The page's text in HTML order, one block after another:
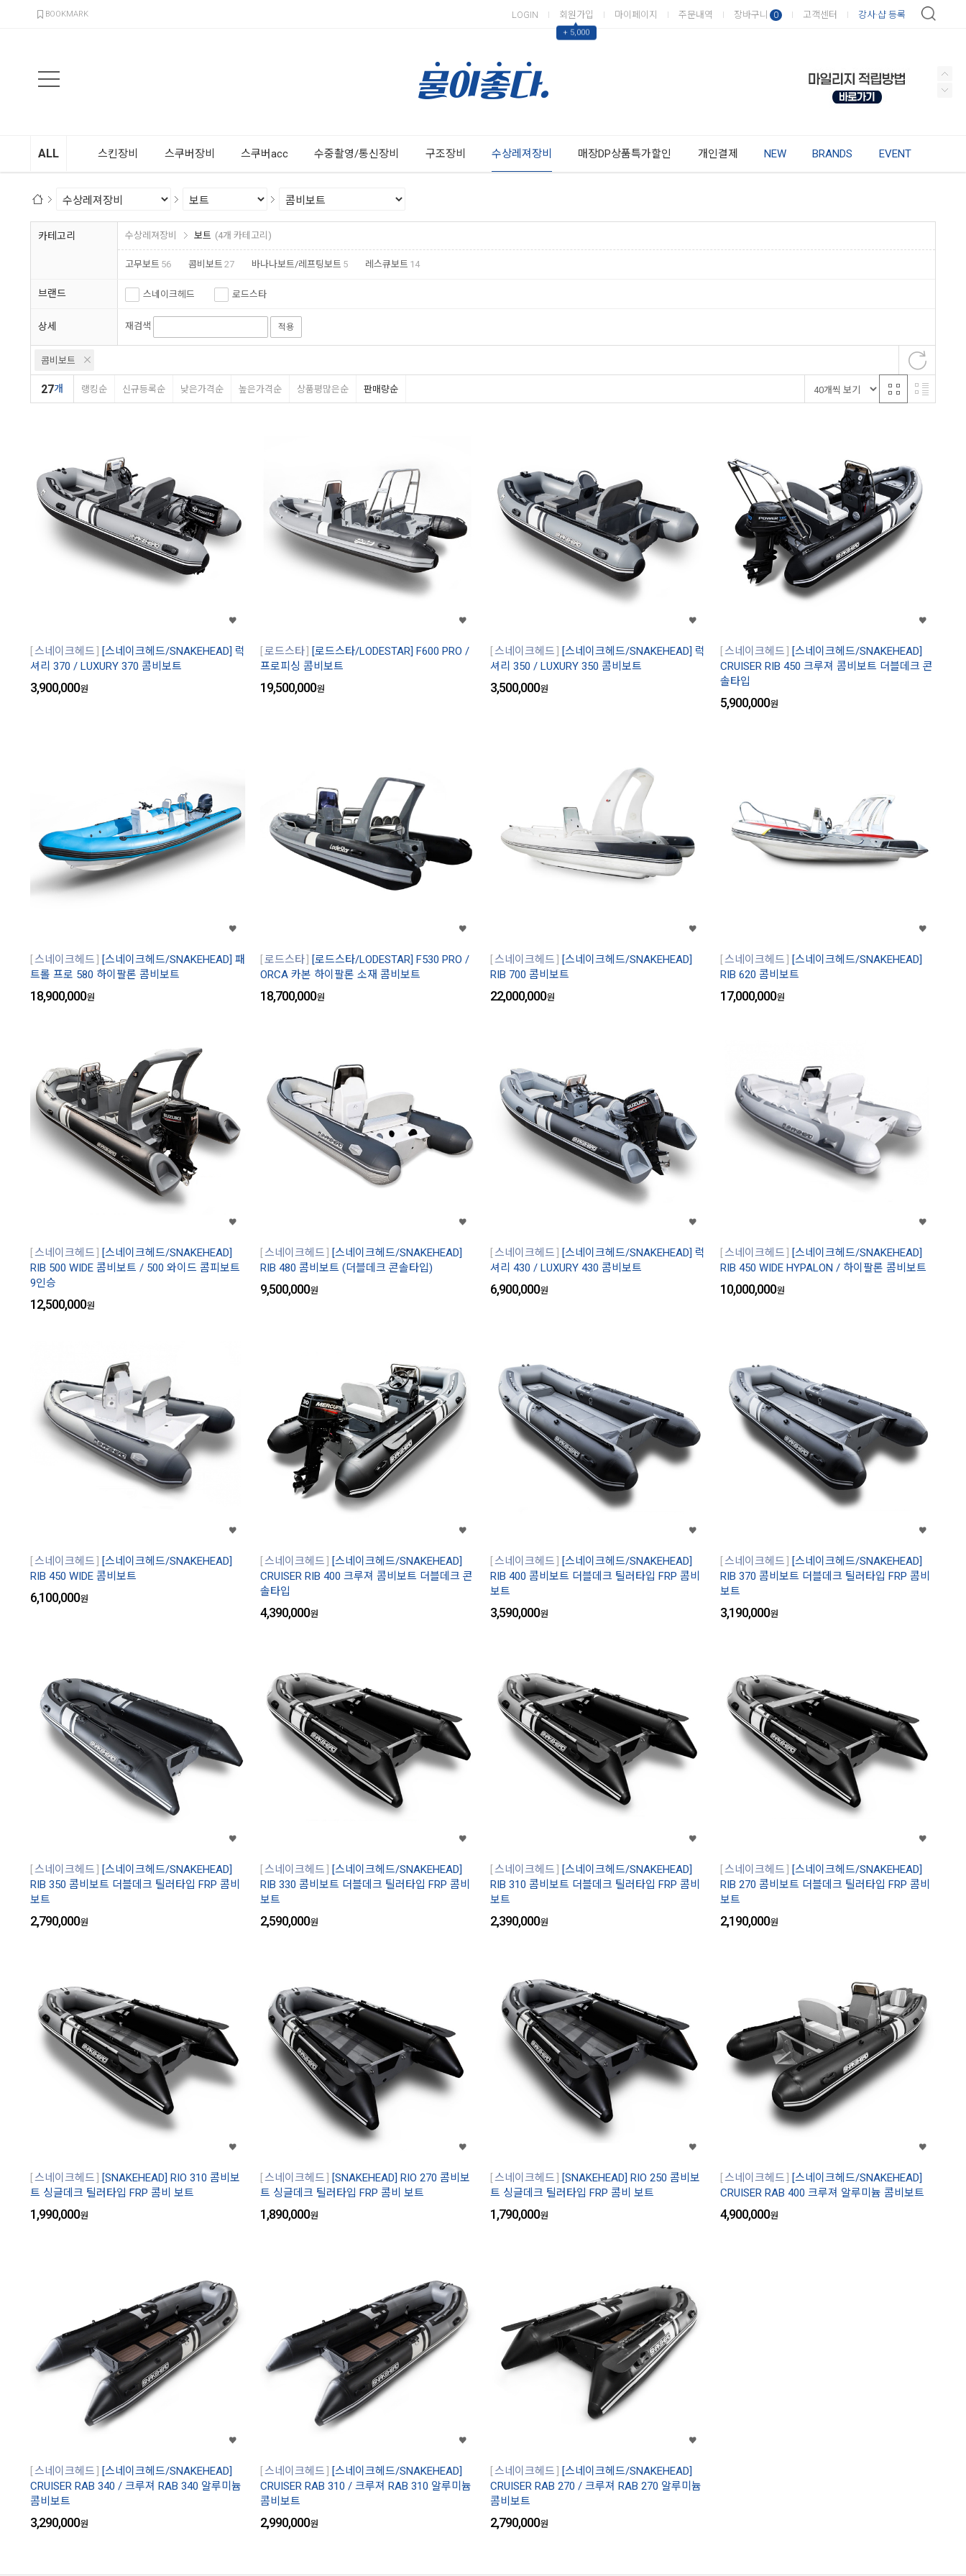
BOOKMARK LOGIN 회원가입
▲
+ 5,000
마이페이지 주문내역 장바구니 0 고객센터 강사·샵 등록
ALL 스킨장비 스쿠버장비 스쿠버acc 수중촬영/통신장비 구조장비 수상레져장비 매장DP상품특가할인 개인결제 NEW BRANDS EVENT
카테고리 수상레져장비 보트 (4개 카테고리)
고무보트 56 콤비보트 27 바나나보트/레프팅보트 5 레스큐보트 14
브랜드 스네이크헤드 로드스타
상세 재검색 적용
콤비보트
27개 랭킹순 신규등록순 낮은가격순 높은가격순 상품평많은순 판매량순
스네이크헤드
[스네이크헤드/SNAKEHEAD] 럭
셔리 370 / LUXURY 370 콤비보트
3,900,000원
로드스타
[로드스타/LODESTAR] F600 PRO /
프로피싱 콤비보트
19,500,000원
스네이크헤드
[스네이크헤드/SNAKEHEAD] 럭
셔리 350 / LUXURY 350 콤비보트
3,500,000원
스네이크헤드
[스네이크헤드/SNAKEHEAD]
CRUISER RIB 450 크루져 콤비보트 더블데크 콘
솔타입
5,900,000원
스네이크헤드
[스네이크헤드/SNAKEHEAD] 패
트롤 프로 580 하이팔론 콤비보트
18,900,000원
로드스타
[로드스타/LODESTAR] F530 PRO /
ORCA 카본 하이팔론 소재 콤비보트
18,700,000원
스네이크헤드
[스네이크헤드/SNAKEHEAD]
RIB 700 콤비보트
22,000,000원
스네이크헤드
[스네이크헤드/SNAKEHEAD]
RIB 620 콤비보트
17,000,000원
스네이크헤드
[스네이크헤드/SNAKEHEAD]
RIB 500 WIDE 콤비보트 / 500 와이드 콤피보트
9인승
12,500,000원
스네이크헤드
[스네이크헤드/SNAKEHEAD]
RIB 480 콤비보트 (더블데크 콘솔타입)
9,500,000원
스네이크헤드
[스네이크헤드/SNAKEHEAD] 럭
셔리 430 / LUXURY 430 콤비보트
6,900,000원
스네이크헤드
[스네이크헤드/SNAKEHEAD]
RIB 450 WIDE HYPALON / 하이팔론 콤비보트
10,000,000원
스네이크헤드
[스네이크헤드/SNAKEHEAD]
RIB 450 WIDE 콤비보트
6,100,000원
스네이크헤드
[스네이크헤드/SNAKEHEAD]
CRUISER RIB 400 크루져 콤비보트 더블데크 콘
솔타입
4,390,000원
스네이크헤드
[스네이크헤드/SNAKEHEAD]
RIB 400 콤비보트 더블데크 틸러타입 FRP 콤비
보트
3,590,000원
스네이크헤드
[스네이크헤드/SNAKEHEAD]
RIB 370 콤비보트 더블데크 틸러타입 FRP 콤비
보트
3,190,000원
스네이크헤드
[스네이크헤드/SNAKEHEAD]
RIB 350 콤비보트 더블데크 틸러타입 FRP 콤비
보트
2,790,000원
스네이크헤드
[스네이크헤드/SNAKEHEAD]
RIB 330 콤비보트 더블데크 틸러타입 FRP 콤비
보트
2,590,000원
스네이크헤드
[스네이크헤드/SNAKEHEAD]
RIB 310 콤비보트 더블데크 틸러타입 FRP 콤비
보트
2,390,000원
스네이크헤드
[스네이크헤드/SNAKEHEAD]
RIB 270 콤비보트 더블데크 틸러타입 FRP 콤비
보트
2,190,000원
스네이크헤드
[SNAKEHEAD] RIO 310 콤비보
트 싱글데크 틸러타입 FRP 콤비 보트
1,990,000원
스네이크헤드
[SNAKEHEAD] RIO 270 콤비보
트 싱글데크 틸러타입 FRP 콤비 보트
1,890,000원
스네이크헤드
[SNAKEHEAD] RIO 250 콤비보
트 싱글데크 틸러타입 FRP 콤비 보트
1,790,000원
스네이크헤드
[스네이크헤드/SNAKEHEAD]
CRUISER RAB 400 크루져 알루미늄 콤비보트
4,900,000원
스네이크헤드
[스네이크헤드/SNAKEHEAD]
CRUISER RAB 340 / 크루져 RAB 340 알루미늄
콤비보트
3,290,000원
스네이크헤드
[스네이크헤드/SNAKEHEAD]
CRUISER RAB 310 / 크루져 RAB 310 알루미늄
콤비보트
2,990,000원
스네이크헤드
[스네이크헤드/SNAKEHEAD]
CRUISER RAB 270 / 크루져 RAB 270 알루미늄
콤비보트
2,790,000원